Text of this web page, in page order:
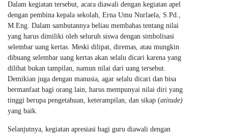
Dalam kegiatan tersebut, acara diawali dengan kegiatan apel
dengan pembina kepala sekolah, Erna Umu Nurlaela, S.Pd.,
M.Eng. Dalam sambutannya beliau membahas tentang nilai
yang harus dimiliki oleh seluruh siswa dengan simbolisasi
selembar uang kertas. Meski dilipat, diremas, atau mungkin
dibuang selembar uang kertas akan selalu dicari karena yang
dilihat bukan tampilan, namun nilai dari uang tersebut.
Demikian juga dengan manusia, agar selalu dicari dan bisa
bermanfaat bagi orang lain, harus mempunyai nilai diri yang
tinggi berupa pengetahuan, keterampilan, dan sikap (atitude)
yang baik.
Selanjutnya, kegiatan apresiasi bagi guru diawali dengan